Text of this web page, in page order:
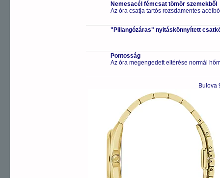
Nemesacél fémcsat tömör szemekből
Az óra csatja tartós rozsdamentes
"Pillangózáras" nyitáskönnyített
Pontosság
Az óra megengedett eltérése normál
Bulova